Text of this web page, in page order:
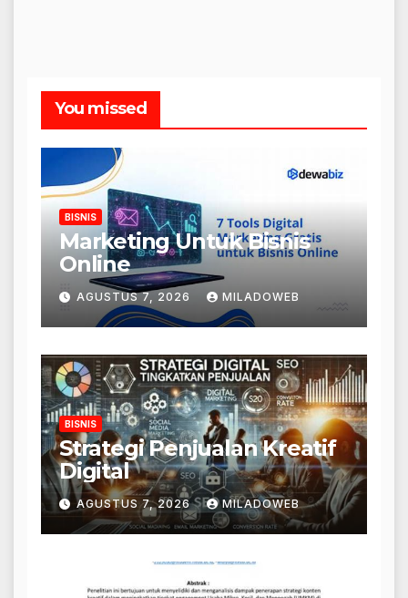
You missed
BISNIS
Marketing Untuk Bisnis
Online
AGUSTUS 7, 2026 MILADOWEB
BISNIS
Strategi Penjualan Kreatif
Digital
AGUSTUS 7, 2026 MILADOWEB